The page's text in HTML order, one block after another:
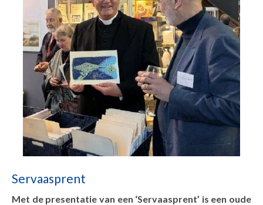
Servaasprent
Met de presentatie van een ‘Servaasprent’ is een oude